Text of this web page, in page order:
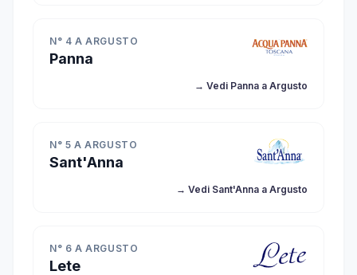
N° 4 A ARGUSTO
Panna
→ Vedi Panna a Argusto
N° 5 A ARGUSTO
Sant'Anna
→ Vedi Sant'Anna a Argusto
N° 6 A ARGUSTO
Lete